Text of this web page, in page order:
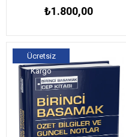
₺1.800,00
Ücretsiz
Kargo